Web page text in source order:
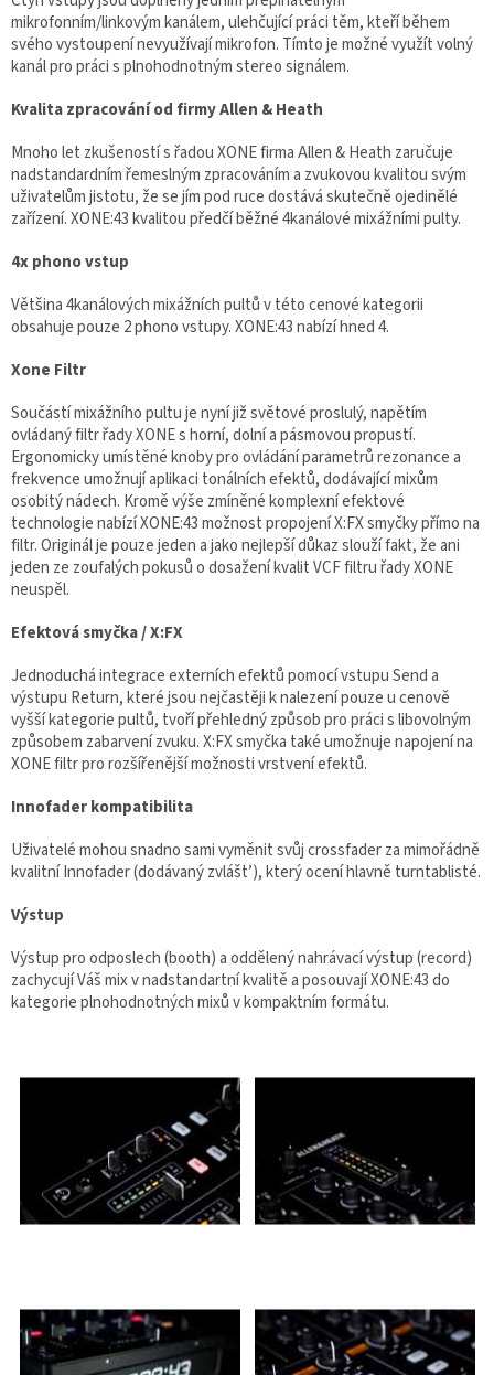
mikrofonním/linkovým kanálem, ulehčující práci těm, kteří během
svého vystoupení nevyužívají mikrofon. Tímto je možné využít volný
kanál pro práci s plnohodnotným stereo signálem.
Kvalita zpracování od firmy Allen & Heath
Mnoho let zkušeností s řadou XONE firma Allen & Heath zaručuje
nadstandardním řemeslným zpracováním a zvukovou kvalitou svým
uživatelům jistotu, že se jím pod ruce dostává skutečně ojedinělé
zařízení. XONE:43 kvalitou předčí běžné 4kanálové mixážními pulty.
4x phono vstup
Většina 4kanálových mixážních pultů v této cenové kategorii
obsahuje pouze 2 phono vstupy. XONE:43 nabízí hned 4.
Xone Filtr
Součástí mixážního pultu je nyní již světové proslulý, napětím
ovládaný filtr řady XONE s horní, dolní a pásmovou propustí.
Ergonomicky umístěné knoby pro ovládání parametrů rezonance a
frekvence umožnují aplikaci tonálních efektů, dodávající mixům
osobitý nádech. Kromě výše zmíněné komplexní efektové
technologie nabízí XONE:43 možnost propojení X:FX smyčky přímo na
filtr. Originál je pouze jeden a jako nejlepší důkaz slouží fakt, že ani
jeden ze zoufalých pokusů o dosažení kvalit VCF filtru řady XONE
neuspěl.
Efektová smyčka / X:FX
Jednoduchá integrace externích efektů pomocí vstupu Send a
výstupu Return, které jsou nejčastěji k nalezení pouze u cenově
vyšší kategorie pultů, tvoří přehledný způsob pro práci s libovolným
způsobem zabarvení zvuku. X:FX smyčka také umožnuje napojení na
XONE filtr pro rozšířenější možnosti vrstvení efektů.
Innofader kompatibilita
Uživatelé mohou snadno sami vyměnit svůj crossfader za mimořádně
kvalitní Innofader (dodávaný zvlášt’), který ocení hlavně turntablisté.
Výstup
Výstup pro odposlech (booth) a oddělený nahrávací výstup (record)
zachycují Váš mix v nadstandartní kvalitě a posouvají XONE:43 do
kategorie plnohodnotných mixů v kompaktním formátu.